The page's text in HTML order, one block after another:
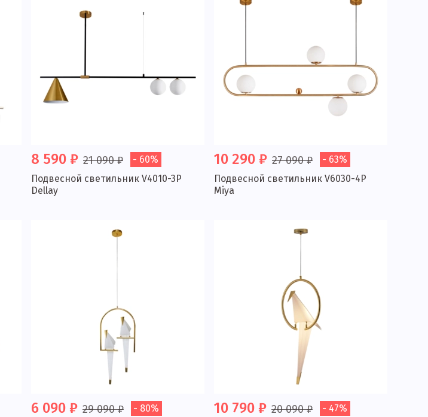
8 590 ₽ 21 090 ₽
- 60%
Подвесной светильник V4010-3P
Dellay
10 290 ₽ 27 090 ₽
- 63%
Подвесной светильник V6030-4P
Miya
6 090 ₽ 29 090 ₽
- 80%
10 790 ₽ 20 090 ₽
- 47%